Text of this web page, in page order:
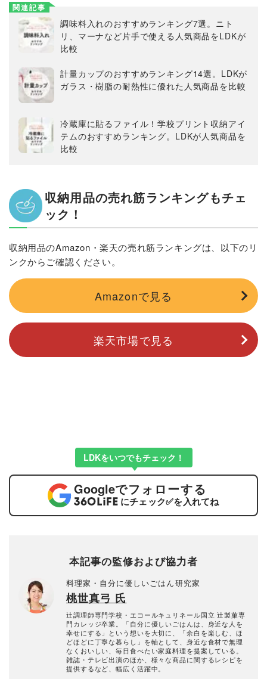
関連記事
調味料入れのおすすめランキング7選。ニト
リ、マーナなど片手で使える人気商品をLDKが
比較
計量カップのおすすめランキング14選。LDKが
ガラス・樹脂の耐熱性に優れた人気商品を比較
冷蔵庫に貼るファイル！学校プリント収納アイ
テムのおすすめランキング。LDKが人気商品を
比較
収納用品の売れ筋ランキングもチェ
ック！
収納用品のAmazon・楽天の売れ筋ランキングは、以下のリ
ンクからご確認ください。
Amazonで見る
楽天市場で見る
LDKをいつでもチェック！
Googleでフォローする
にチェック✅を入れてね
本記事の監修および協力者
料理家・自分に優しいごはん研究家
桃世真弓 氏
辻調理師専門学校・エコールキュリネール国立 辻製菓専
門カレッジ卒業。「自分に優しいごはんは、身近な人を
幸せにする」という想いを大切に、「余白を楽しむ、ほ
どほどに丁寧な暮らし」を軸として、身近な食材で無理
なくおいしい、毎日食べたい家庭料理を提案している。
雑誌・テレビ出演のほか、様々な商品に関するレシピを
提供するなど、幅広く活躍中。